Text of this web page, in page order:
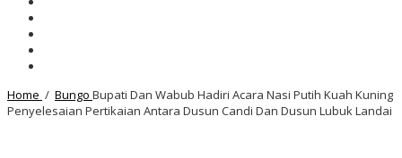
Home / Bungo Bupati Dan Wabub Hadiri Acara Nasi Putih Kuah Kuning
Penyelesaian Pertikaian Antara Dusun Candi Dan Dusun Lubuk Landai